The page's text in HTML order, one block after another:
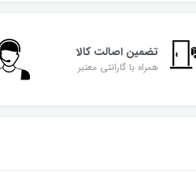
تضمین اصالت کالا
همراه با گارانتی معتبر